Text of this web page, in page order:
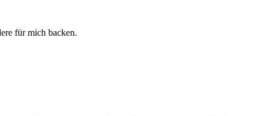
für mich backen.